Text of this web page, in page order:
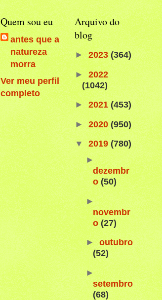
Quem sou eu
antes que a
natureza
morra
Ver meu perfil
completo
Arquivo do
blog
►2023(364)
►2022
(1042)
►2021(453)
►2020(950)
▼2019(780)
►
dezembr
o(50)
►
novembr
o(27)
►outubro
(52)
►
setembro
(68)